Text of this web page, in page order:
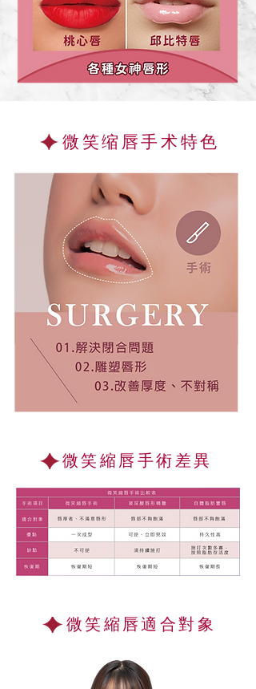
微笑缩唇手术特色
微笑縮唇手術差異
微笑縮唇適合對象